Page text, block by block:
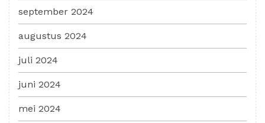
september 2024
augustus 2024
juli 2024
juni 2024
mei 2024